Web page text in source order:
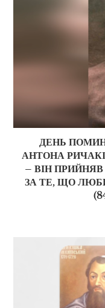
ДЕНЬ
АНТОНА
– ВІН
ЗА ТЕ, ЩО